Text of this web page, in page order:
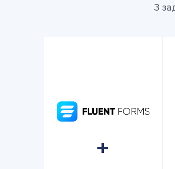
З